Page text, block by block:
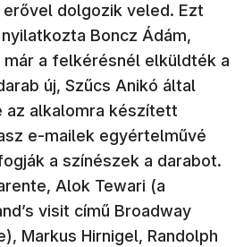
dolgozik veled. Ezt
Boncz Ádám,
már a felkérésnél elküldték a
új, Szűcs Anikó által
alkalomra készített
e-mailek egyértelművé
a színészek a darabot.
Alok Tewari (a
visit című Broadway
Markus Hirnigel, Randolph